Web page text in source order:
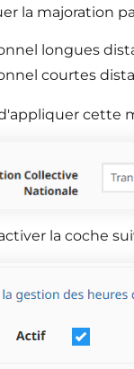
la majoration
longues
courtes
cette
la coche